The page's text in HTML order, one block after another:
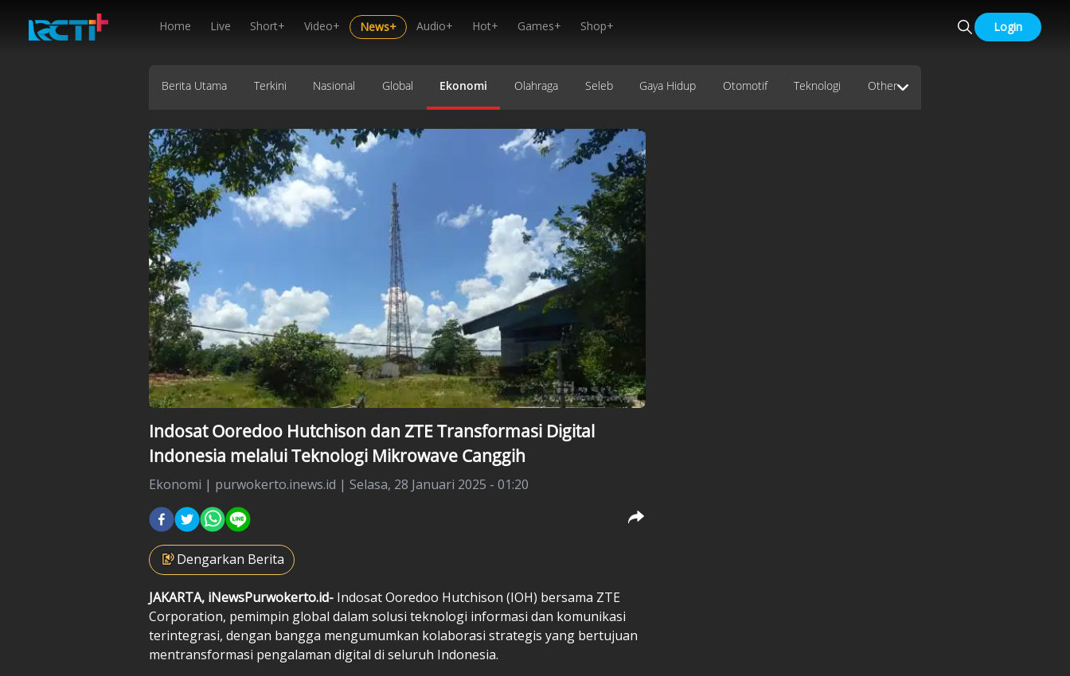
Home Live Short+ Video+ News+ Audio+ Hot+ Games+ Shop+ Login
Berita Utama Terkini Nasional Global Ekonomi Olahraga Seleb Gaya Hidup Otomotif Teknologi Other
Indosat Ooredoo Hutchison dan ZTE Transformasi Digital
Indonesia melalui Teknologi Mikrowave Canggih
Ekonomi | purwokerto.inews.id | Selasa, 28 Januari 2025 - 01:20
Dengarkan Berita
JAKARTA, iNewsPurwokerto.id- Indosat Ooredoo Hutchison (IOH) bersama ZTE
Corporation, pemimpin global dalam solusi teknologi informasi dan komunikasi
terintegrasi, dengan bangga mengumumkan kolaborasi strategis yang bertujuan
mentransformasi pengalaman digital di seluruh Indonesia.